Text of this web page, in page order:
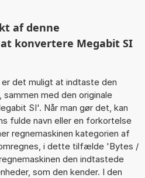
af denne
konvertere Megabit SI
det muligt at indtaste den
med den originale
SI'. Når man gør det, kan
fulde navn eller en forkortelse
regnemaskinen kategorien af
i dette tilfælde 'Bytes /
den indtastede
som den kender. I den